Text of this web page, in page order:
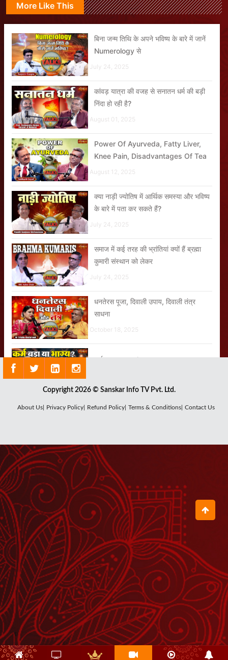
More Like This
बिना जन्म तिथि के अपने भविष्य के बारे में जानें
Numerology से
July 24, 2025
कांवड़ यात्रा की वजह से सनातन धर्म की बड़ी
निंदा हो रही है?
August 01, 2025
Power Of Ayurveda, Fatty Liver,
Knee Pain, Disadvantages Of Tea
August 12, 2025
क्या नाड़ी ज्योतिष में आर्थिक समस्या और भविष्य
के बारे में पता कर सकते हैं?
July 24, 2025
समाज में कई तरह की भ्रांतियां क्यों हैं ब्रह्मा
कुमारी संस्थान को लेकर
July 24, 2025
धनतेरस पूजा, दिवाली उपाय, दिवाली तंत्र
साधना
October 18, 2025
कर्म बड़ा या भाग्य?
सपनों का घर - मध्यम वर्ग के लिए घर खरीदने का
क्या भगवान हैं?
September 15, 2025
क्या ग्रहों से ज्यादा उनकी दृष्टियां असर करती
हैं?
July 24, 2025
प्रभु श्रीराम के साथ हनुमान जी बैकुंठ क्यों नहीं
गए?
August 07, 2025
ज्योतिष विज्ञान कैसे काम करता है?
July 24, 2025
Copyright 2026 © Sanskar Info TV Pvt. Ltd.
About Us| Privacy Policy| Refund Policy| Terms & Conditions| Contact Us